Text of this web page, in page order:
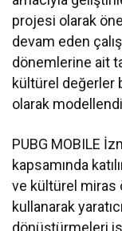
projesi olarak öne
devam eden
dönemlerine ait
kültürel değerler
olarak
PUBG MOBILE
kapsamında
ve kültürel miras
kullanarak
dönüştürmeleri